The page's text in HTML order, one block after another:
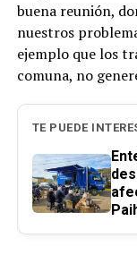
buena reunión,
nuestros
ejemplo que los
comuna, no
TE PUEDE